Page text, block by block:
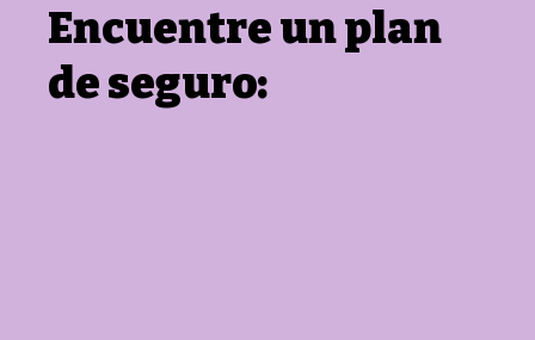
Encuentre un plan
de seguro: